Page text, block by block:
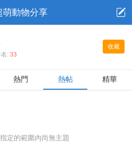
萌動物分享
收藏
: 33
熱門 熱帖 精華
定的範圍內尚無主題